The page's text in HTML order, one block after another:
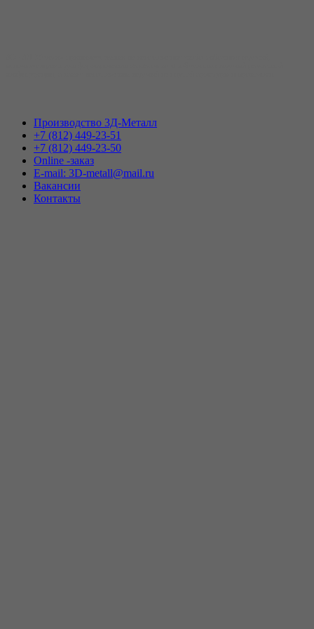
Производство 3Д-Металл
+7 (812) 449-23-51
+7 (812) 449-23-50
Online -заказ
E-mail: 3D-metall@mail.ru
Вакансии
Контакты